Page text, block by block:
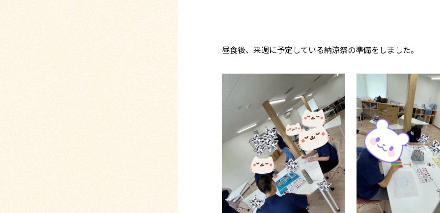
昼食後、来週に予定している納涼祭の準備をしました。